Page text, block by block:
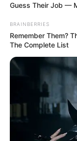
Guess Their Job —
BRAINBERRIES
Remember Them?
The Complete List